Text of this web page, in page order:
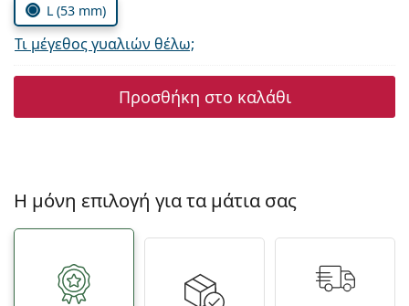
L (53 mm)
Τι μέγεθος γυαλιών θέλω;
Προσθήκη στο καλάθι
Η μόνη επιλογή για τα μάτια σας